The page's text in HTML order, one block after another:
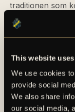
This website
We use cookies
provide social
We also share
our social media,
traditionen som
smörgås och
Arena i Solna.
legendaren Per
orkestern
välkomna till